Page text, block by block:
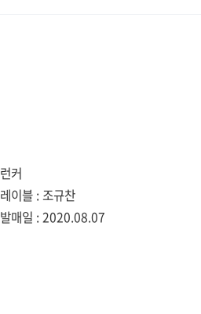
런커
레이블 : 조규찬
발매일 : 2020.08.07